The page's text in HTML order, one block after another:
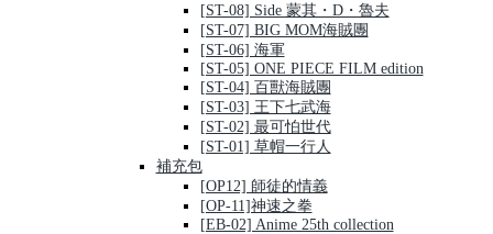
[ST-08] Side 蒙其・D・魯夫
[ST-07] BIG MOM海賊團
[ST-06] 海軍
[ST-05] ONE PIECE FILM edition
[ST-04] 百獸海賊團
[ST-03] 王下七武海
[ST-02] 最可怕世代
[ST-01] 草帽一行人
補充包
[OP12] 師徒的情義
[OP-11]神速之拳
[EB-02] Anime 25th collection